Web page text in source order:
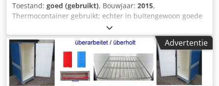
Toestand: goed (gebruikt), Bouwjaar: 2015,
Thermocontainer gebruikt; echter in buitengewoon goede
staat, direct inzetbaar. Type-aanduiding: C-780ü (Diverse
thermocontainers op voorraad, van 580 liter tot 1170 liter
inhoud, zie extra foto’s) Technische gegevens:
Binnenmaten: 610 x 810 x 1570 mm Buitenmaten: 735 x
955 x 1900 mm Gewicht: ca. 98 kg Inhoud: ca. 780 liter
Voorzien van inschuifrail voor roosters Eigenschappen:
Advertentie